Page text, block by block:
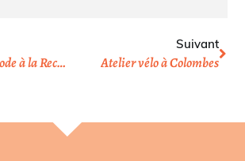
Marquage Bicycode à la Recyclerie (Paris 18e)
Suivant
Atelier vélo à Colombes